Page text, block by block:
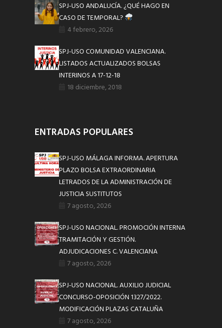
SPJ-USO ANDALUCÍA. ¿QUÉ HAGO EN
CASO DE TEMPORAL?
4 febrero, 2026
SPJ-USO COMUNIDAD VALENCIANA.
LISTADOS ACTUALIZADOS BOLSAS
INTERINOS A 17-12-18
18 diciembre, 2018
ENTRADAS POPULARES
SPJ-USO MÁLAGA INFORMA. APERTURA
PLAZO BOLSA EXTRAORDINARIA
LETRADOS DE LA ADMINISTRACIÓN DE
JUSTICIA SUSTITUTOS
7 agosto, 2026
SPJ-USO NACIONAL. PROMOCIÓN INTERNA
TRAMITACIÓN Y GESTIÓN.
ADJUDICACIONES C. VALENCIANA
7 agosto, 2026
SPJ-USO NACIONAL. AUXILIO JUDICIAL
CONCURSO-OPOSICIÓN 1327/2022.
MODIFICACIÓN PLAZAS CATALUÑA
7 agosto, 2026